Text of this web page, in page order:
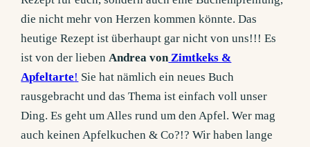
die nicht mehr von Herzen kommen könnte. Das
heutige Rezept ist überhaupt gar nicht von uns!!! Es
ist von der liebenAndrea vonZimtkeks &
Apfeltarte! Sie hat nämlich ein neues Buch
rausgebracht und das Thema ist einfach voll unser
Ding. Es geht um Alles rund um den Apfel. Wer mag
auch keinen Apfelkuchen & Co?!? Wir haben lange